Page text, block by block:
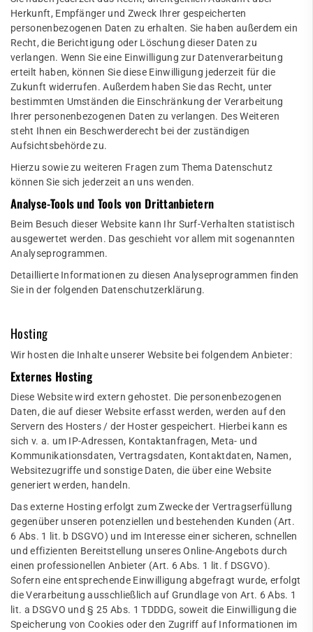
Herkunft, Empfänger und Zweck Ihrer gespeicherten
personenbezogenen Daten zu erhalten. Sie haben außerdem ein
Recht, die Berichtigung oder Löschung dieser Daten zu
verlangen. Wenn Sie eine Einwilligung zur Datenverarbeitung
erteilt haben, können Sie diese Einwilligung jederzeit für die
Zukunft widerrufen. Außerdem haben Sie das Recht, unter
bestimmten Umständen die Einschränkung der Verarbeitung
Ihrer personenbezogenen Daten zu verlangen. Des Weiteren
steht Ihnen ein Beschwerderecht bei der zuständigen
Aufsichtsbehörde zu.
Hierzu sowie zu weiteren Fragen zum Thema Datenschutz
können Sie sich jederzeit an uns wenden.
Analyse-Tools und Tools von Dritt­anbietern
Beim Besuch dieser Website kann Ihr Surf-Verhalten statistisch
ausgewertet werden. Das geschieht vor allem mit sogenannten
Analyseprogrammen.
Detaillierte Informationen zu diesen Analyseprogrammen finden
Sie in der folgenden Datenschutzerklärung.
Hosting
Wir hosten die Inhalte unserer Website bei folgendem Anbieter:
Externes Hosting
Diese Website wird extern gehostet. Die personenbezogenen
Daten, die auf dieser Website erfasst werden, werden auf den
Servern des Hosters / der Hoster gespeichert. Hierbei kann es
sich v. a. um IP-Adressen, Kontaktanfragen, Meta- und
Kommunikationsdaten, Vertragsdaten, Kontaktdaten, Namen,
Websitezugriffe und sonstige Daten, die über eine Website
generiert werden, handeln.
Das externe Hosting erfolgt zum Zwecke der Vertragserfüllung
gegenüber unseren potenziellen und bestehenden Kunden (Art.
6 Abs. 1 lit. b DSGVO) und im Interesse einer sicheren, schnellen
und effizienten Bereitstellung unseres Online-Angebots durch
einen professionellen Anbieter (Art. 6 Abs. 1 lit. f DSGVO).
Sofern eine entsprechende Einwilligung abgefragt wurde, erfolgt
die Verarbeitung ausschließlich auf Grundlage von Art. 6 Abs. 1
lit. a DSGVO und § 25 Abs. 1 TDDDG, soweit die Einwilligung die
Speicherung von Cookies oder den Zugriff auf Informationen im